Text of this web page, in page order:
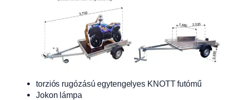
torziós rugózású egytengelyes KNOTT futómű
Jokon lámpa